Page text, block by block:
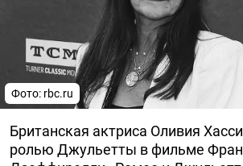
Фото: rbc.ru
Британская актриса Оливия
ролью Джульетты в фильме